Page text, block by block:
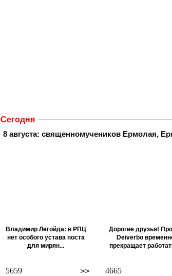
Сегодня
8 августа: священномучеников Ермолая,
Владимир Легойда: в РПЦ
нет особого устава поста
для мирян...
>>
5659
Дорогие друзья!
Deiverbo
прекращает
4665